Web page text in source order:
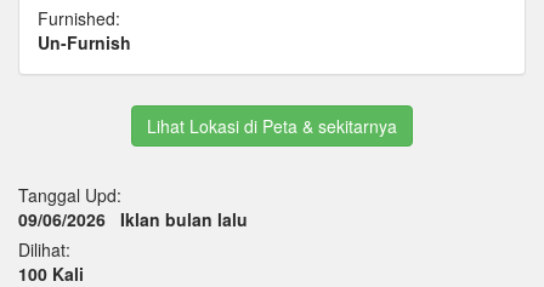
Furnished:
Un-Furnish
Lihat Lokasi di Peta & sekitarnya
Tanggal Upd:
09/06/2026 Iklan bulan lalu
Dilihat:
100 Kali